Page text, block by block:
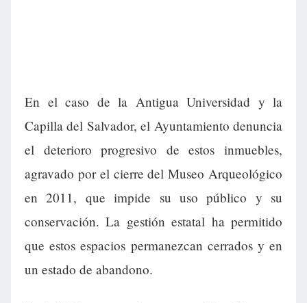
En el caso de la Antigua Universidad y la
Capilla del Salvador, el Ayuntamiento denuncia
el deterioro progresivo de estos inmuebles,
agravado por el cierre del Museo Arqueológico
en 2011, que impide su uso público y su
conservación. La gestión estatal ha permitido
que estos espacios permanezcan cerrados y en
un estado de abandono.